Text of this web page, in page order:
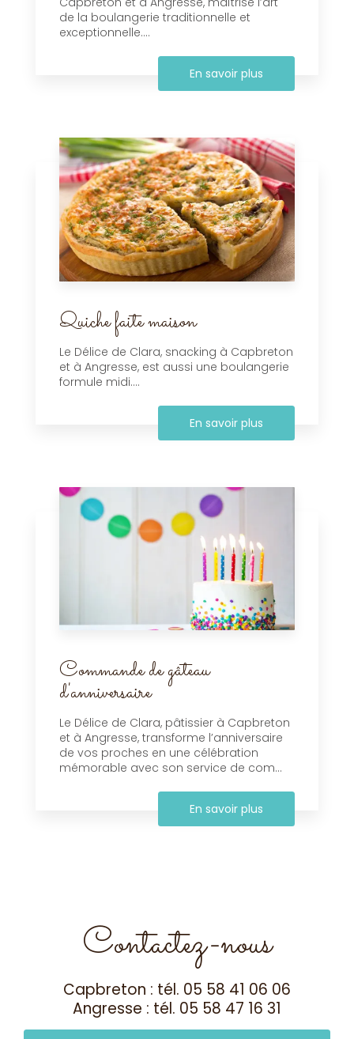
de la boulangerie traditionnelle et
exceptionnelle....
En savoir plus
Quiche faite maison
Le Délice de Clara, snacking à Capbreton
et à Angresse, est aussi une boulangerie
formule midi....
En savoir plus
Commande de gâteau
d'anniversaire
Le Délice de Clara, pâtissier à Capbreton
et à Angresse, transforme l’anniversaire
de vos proches en une célébration
mémorable avec son service de com...
En savoir plus
Contactez-nous
Capbreton : tél. 05 58 41 06 06
Angresse : tél. 05 58 47 16 31